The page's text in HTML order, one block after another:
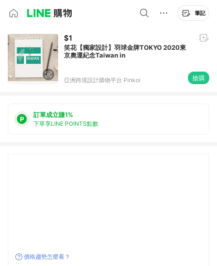
筆記
$1
笑花【獨家設計】羽球金牌TOKYO 2020東
京奧運紀念Taiwan in
亞洲跨境設計購物平台 Pinkoi 搶購
訂單成立賺1%
下單享LINE POINTS點數
價格趨勢怎麼看？